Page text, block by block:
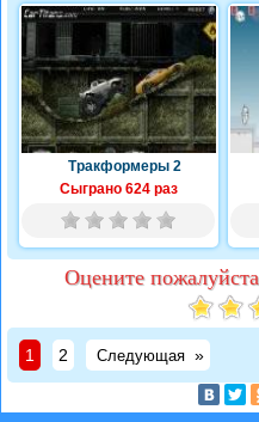
Тракформеры 2
Сыграно 624 раз
Оцените
1 2 Следующая »